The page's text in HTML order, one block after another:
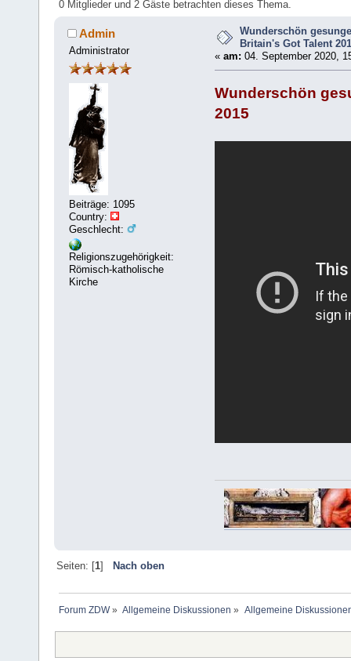
mal)
0 Mitglieder und 2 Gäste betrachten dieses Thema.
Admin
Administrator
Beiträge: 1095
Country:
Geschlecht:
Religionszugehörigkeit:
Römisch-katholische
Kirche
Wunderschön
Britain's Got Talent
« am: 04. September 2020,
Wunderschön
2015
Seiten: [1] Nach oben
Forum ZDW» Allgemeine Diskussionen » Allgemeine